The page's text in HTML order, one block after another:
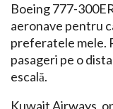
Boeing 777-
aeronave pentru
preferatele mele.
pasageri pe o
escală.
Kuwait Airways,